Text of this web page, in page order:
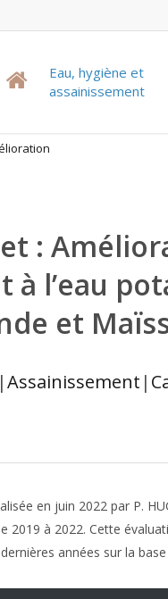
Eau, hygiène et
assainissement
:
à l’eau
et
|Assainissement |
en juin 2022 par P.
2019 à 2022. Cette
années sur la